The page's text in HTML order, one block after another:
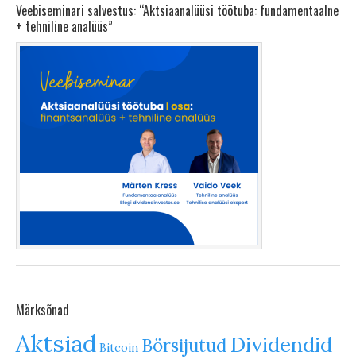
Veebiseminari salvestus: “Aktsiaanalüüsi töötuba: fundamentaalne
+ tehniline analüüs”
Märksõnad
Aktsiad Bitcoin Börsijutud Dividendid